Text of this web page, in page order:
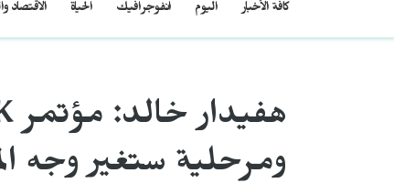
كافة الأخبار اليوم انفوجرافيك الحياة الاقتصاد
ومرحلية ستغير وجه